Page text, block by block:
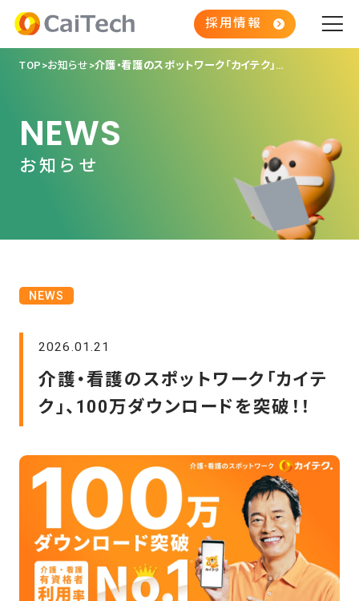
採用情報
TOP お知らせ 介護・看護のスポットワーク「カイテク」、100万ダウンロードを突破！！
NEWS
お知らせ
NEWS
2026.01.21
介護・看護のスポットワーク「カイテ
ク」、100万ダウンロードを突破！！